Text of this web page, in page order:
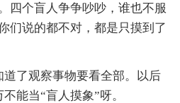
四个盲人争争吵吵，谁也不服
们说的都不对，都是只摸到了
了观察事物要看全部。以后
能当“盲人摸象”呀。